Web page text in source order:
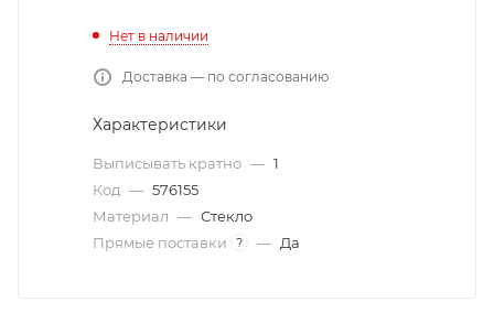
Нет в наличии
Доставка — по согласованию
Характеристики
Выписывать кратно — 1
Код — 576155
Материал — Стекло
Прямые поставки
? — Да